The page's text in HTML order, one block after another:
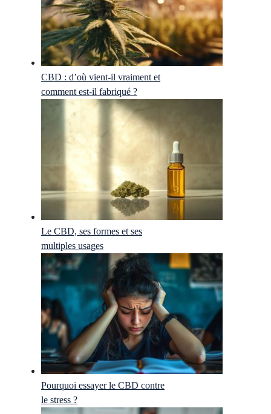
CBD : d’où vient-il vraiment et
comment est-il fabriqué ?
Le CBD, ses formes et ses
multiples usages
Pourquoi essayer le CBD contre
le stress ?